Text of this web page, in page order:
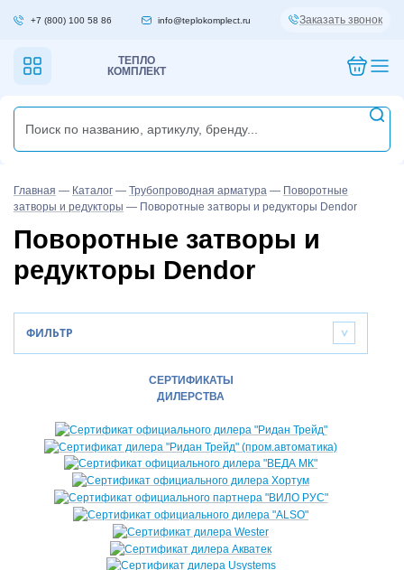
+7 (800) 100 58 86 info@teplokomplect.ru Заказать звонок
ТЕПЛО
КОМПЛЕКТ
Главная — Каталог — Трубопроводная арматура — Поворотные
затворы и редукторы — Поворотные затворы и редукторы Dendor
Поворотные затворы и
редукторы Dendor
ФИЛЬТР >
СЕРТИФИКАТЫ
ДИЛЕРСТВА